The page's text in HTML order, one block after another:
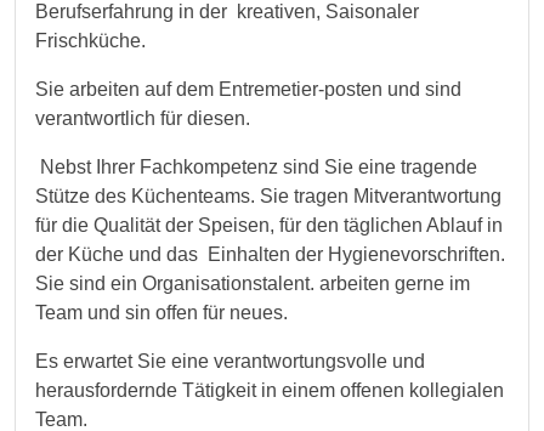
Berufserfahrung in der kreativen, Saisonaler
Frischküche.
Sie arbeiten auf dem Entremetier-posten und sind
verantwortlich für diesen.
Nebst Ihrer Fachkompetenz sind Sie eine tragende
Stütze des Küchenteams. Sie tragen Mitverantwortung
für die Qualität der Speisen, für den täglichen Ablauf in
der Küche und das Einhalten der Hygienevorschriften.
Sie sind ein Organisationstalent. arbeiten gerne im
Team und sin offen für neues.
Es erwartet Sie eine verantwortungsvolle und
herausfordernde Tätigkeit in einem offenen kollegialen
Team.